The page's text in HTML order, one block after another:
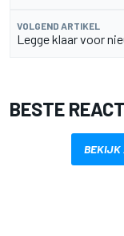
VOLGEND ARTIKEL
Legge klaar voor
BESTE
BEKIJK